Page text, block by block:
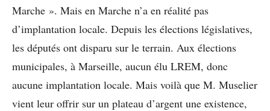
Marche ». Mais en Marche n’a en réalité pas
d’implantation locale. Depuis les élections législatives,
les députés ont disparu sur le terrain. Aux élections
municipales, à Marseille, aucun élu LREM, donc
aucune implantation locale. Mais voilà que M. Muselier
vient leur offrir sur un plateau d’argent une existence,